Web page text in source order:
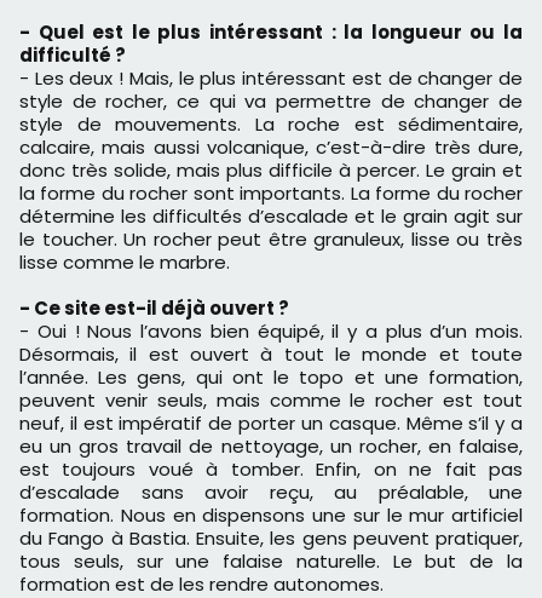
- Quel est le plus intéressant : la longueur ou la
difficulté ?
- Les deux ! Mais, le plus intéressant est de changer de
style de rocher, ce qui va permettre de changer de
style de mouvements. La roche est sédimentaire,
calcaire, mais aussi volcanique, c’est-à-dire très dure,
donc très solide, mais plus difficile à percer. Le grain et
la forme du rocher sont importants. La forme du rocher
détermine les difficultés d’escalade et le grain agit sur
le toucher. Un rocher peut être granuleux, lisse ou très
lisse comme le marbre.
- Ce site est-il déjà ouvert ?
- Oui ! Nous l’avons bien équipé, il y a plus d’un mois.
Désormais, il est ouvert à tout le monde et toute
l’année. Les gens, qui ont le topo et une formation,
peuvent venir seuls, mais comme le rocher est tout
neuf, il est impératif de porter un casque. Même s’il y a
eu un gros travail de nettoyage, un rocher, en falaise,
est toujours voué à tomber. Enfin, on ne fait pas
d’escalade sans avoir reçu, au préalable, une
formation. Nous en dispensons une sur le mur artificiel
du Fango à Bastia. Ensuite, les gens peuvent pratiquer,
tous seuls, sur une falaise naturelle. Le but de la
formation est de les rendre autonomes.